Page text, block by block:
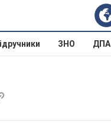
ЗНО ДПА